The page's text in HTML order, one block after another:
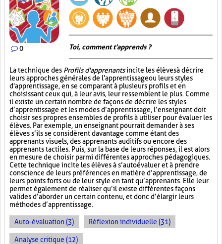
0 Toi, comment t'apprends ?
La technique des Profils d'apprenantsincite les élèves à décrire
leurs approches générales de l'apprentissage ou leurs styles
d'apprentissage, en se comparant à plusieurs profils et en
choisissant ceux qui, à leur avis, leur ressemblent le plus. Comme
il existe un certain nombre de façons de décrire les styles
d’apprentissage et les modes d’apprentissage, l’enseignant doit
choisir ses propres ensembles de profils à utiliser pour évaluer les
élèves. Par exemple, un enseignant pourrait demander à ses
élèves s’ils se considèrent davantage comme étant des
apprenants visuels, des apprenants auditifs ou encore des
apprenants tactiles. Puis, sur la base de leurs réponses, il est alors
en mesure de choisir parmi différentes approches pédagogiques.
Cette technique incite les élèves à s’autoévaluer et à prendre
conscience de leurs préférences en matière d’apprentissage, de
leurs points forts ou de leur style en tant qu’apprenants. Elle leur
permet également de réaliser qu’il existe différentes façons
valides d’aborder un certain contenu, et donc d’élargir leurs
méthodes d’apprentissage.
Auto-évaluation (3) Réflexion individuelle (31)
Analyse critique (12)